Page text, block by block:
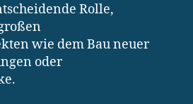
Rolle,
wie dem Bau neuer
oder